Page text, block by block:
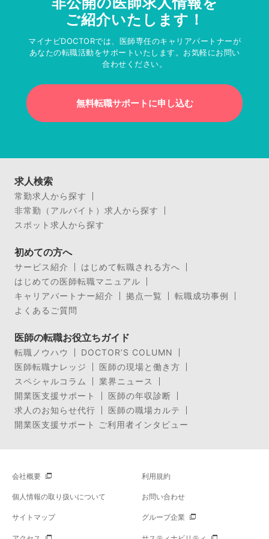
ご紹介いたします！
マイナビDOCTORでは、医師専任のキャリアパートナーが
あなたの転職活動をサポートいたします。お気軽にお問い
合わせください。
無料転職サポートに申し込む
求人検索
常勤求人から探す
非常勤（アルバイト）求人から探す
スポット求人から探す
初めての方へ
サービス紹介
はじめて転職される方へ
はじめての医師転職マニュアル
キャリアパートナー紹介
拠点一覧
転職成功事例
よくあるご質問
医師の転職お役立ちガイド
転職ノウハウ
DOCTOR’S COLUMN
医師転職ナレッジ
医師の現場と働き方
スペシャルコラム
業界ニュース
開業医支援サポート
医師の年収診断
求人のお知らせ代行
医師の職場カルテ
開業医支援サポート ご利用者インタビュー
会社概要 利用規約
個人情報の取り扱いについて お問い合わせ
サイトマップ グループ企業